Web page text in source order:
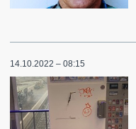
14.10.2022 – 08:15